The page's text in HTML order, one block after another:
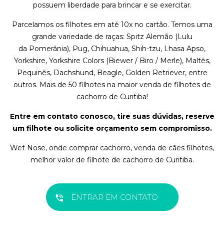
possuem liberdade para brincar e se exercitar.
Parcelamos os filhotes em até 10x no cartão. Temos uma
grande variedade de raças: Spitz Alemão (Lulu
da Pomerânia), Pug, Chihuahua, Shih-tzu, Lhasa Apso,
Yorkshire, Yorkshire Colors (Biewer / Biro / Merle), Maltês,
Pequinês, Dachshund, Beagle, Golden Retriever, entre
outros. Mais de 50 filhotes na maior venda de filhotes de
cachorro de Curitiba!
Entre em contato conosco, tire suas dúvidas, reserve
um filhote ou solicite orçamento sem compromisso.
Wet Nose, onde comprar cachorro, venda de cães filhotes,
melhor valor de filhote de cachorro de Curitiba.
ENTRAR EM CONTATO